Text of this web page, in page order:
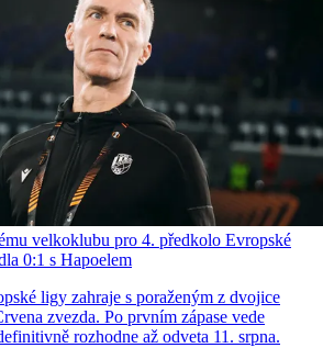
velkoklubu pro 4. předkolo Evropské
0:1 s Hapoelem
ligy zahraje s poraženým z dvojice
zvezda. Po prvním zápase vede
rozhodne až odveta 11. srpna.